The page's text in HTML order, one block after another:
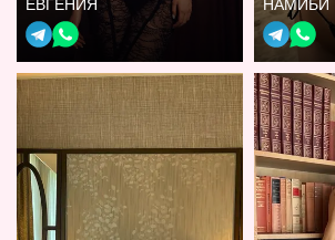
ЕВГЕНИЯ НАМИБИ